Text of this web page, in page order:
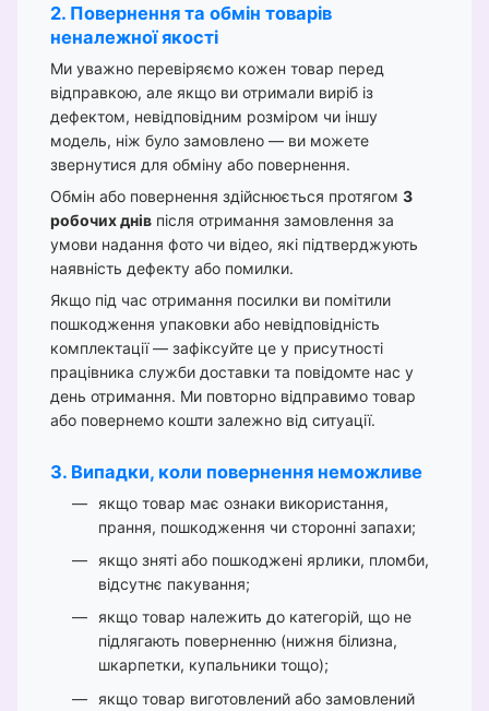
2. Повернення та обмін товарів
неналежної якості
Ми уважно перевіряємо кожен товар перед
відправкою, але якщо ви отримали виріб із
дефектом, невідповідним розміром чи іншу
модель, ніж було замовлено — ви можете
звернутися для обміну або повернення.
Обмін або повернення здійснюється протягом 3
робочих днів після отримання замовлення за
умови надання фото чи відео, які підтверджують
наявність дефекту або помилки.
Якщо під час отримання посилки ви помітили
пошкодження упаковки або невідповідність
комплектації — зафіксуйте це у присутності
працівника служби доставки та повідомте нас у
день отримання. Ми повторно відправимо товар
або повернемо кошти залежно від ситуації.
3. Випадки, коли повернення неможливе
якщо товар має ознаки використання,
прання, пошкодження чи сторонні запахи;
якщо зняті або пошкоджені ярлики, пломби,
відсутнє пакування;
якщо товар належить до категорій, що не
підлягають поверненню (нижня білизна,
шкарпетки, купальники тощо);
якщо товар виготовлений або замовлений